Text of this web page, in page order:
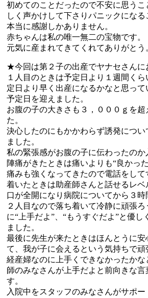
初めてのことだったので不安に思う
しく声かけして下さりパニックにな
本当に感謝しかありません。
赤ちゃんは私の唯一無二の宝物です。
元気に産まれてきてくれてありがとう
★今回は第２子の出産でヤナセさんに
１人目のときは予定日より１週間く
定日より早く出産になるかなと思っ
予定日を迎えました。
お腹の子の大きさも３，０００ｇを
た。
決心したのにもかかわらず誘発につ
ました。
私の緊張感がお腹の子に伝わったの
陣痛がきたときは痛いよりも“良かっ
痛みも強くなってきたので電話をし
着いたときは助産師さんと話せるレ
口が全開になり病院についてから３
２人目なので落ち着いて冷静に頑張
に“上手だよ”、“もうすぐだよ”と優
ました。
最後に先生が来たときはほんとうに
て、我が子に会えるという気持ちで頑
経産婦なのに上手くできなかったか
師のみなさんが上手だよと前向きな
す。
入院中をスタッフのみなさんがサポ